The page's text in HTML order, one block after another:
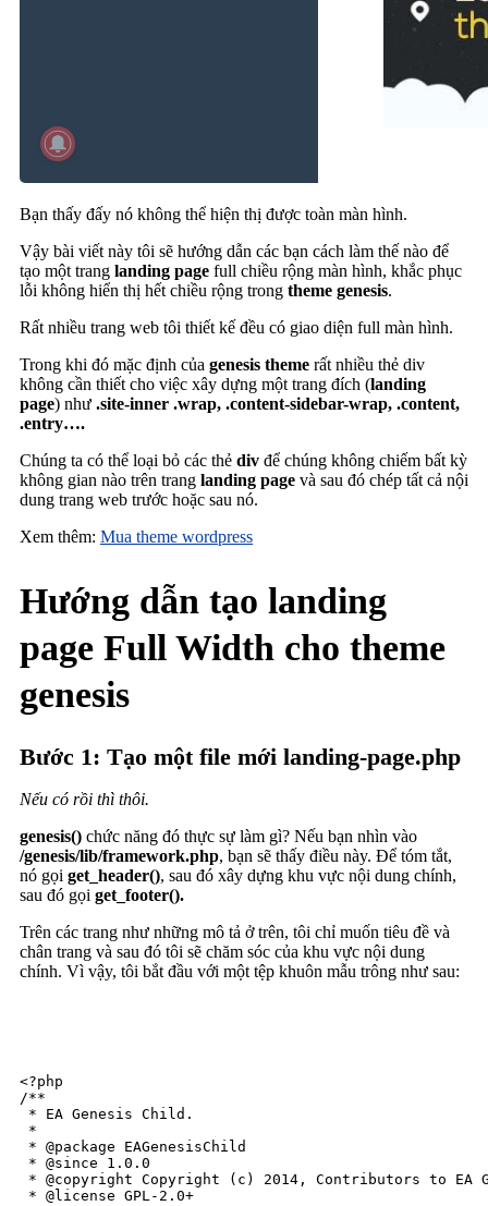
Bạn thấy đấy nó không thể hiện thị được toàn màn hình.
Vậy bài viết này tôi sẽ hướng dẫn các bạn cách làm thế nào để
tạo một trang landing page full chiều rộng màn hình, khắc phục
lỗi không hiển thị hết chiều rộng trong theme genesis.
Rất nhiều trang web tôi thiết kế đều có giao diện full màn hình.
Trong khi đó mặc định của genesis theme rất nhiều thẻ div
không cần thiết cho việc xây dựng một trang đích (landing
page) như .site-inner .wrap, .content-sidebar-wrap, .content,
.entry….
Chúng ta có thể loại bỏ các thẻ div để chúng không chiếm bất kỳ
không gian nào trên trang landing page và sau đó chép tất cả nội
dung trang web trước hoặc sau nó.
Xem thêm: Mua theme wordpress
Hướng dẫn tạo landing
page Full Width cho theme
genesis
Bước 1: Tạo một file mới landing-page.php
Nếu có rồi thì thôi.
genesis() chức năng đó thực sự làm gì? Nếu bạn nhìn vào
/genesis/lib/framework.php, bạn sẽ thấy điều này. Để tóm tắt,
nó gọi get_header(), sau đó xây dựng khu vực nội dung chính,
sau đó gọi get_footer().
Trên các trang như những mô tả ở trên, tôi chỉ muốn tiêu đề và
chân trang và sau đó tôi sẽ chăm sóc của khu vực nội dung
chính. Vì vậy, tôi bắt đầu với một tệp khuôn mẫu trông như sau:
<?php
/**
* EA Genesis Child.
*
* @package EAGenesisChild
* @since 1.0.0
* @copyright Copyright (c) 2014, Contributors to EA
* @license GPL-2.0+